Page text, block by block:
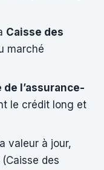
Caisse des
marché
l’assurance-
le crédit long et
valeur à jour,
des